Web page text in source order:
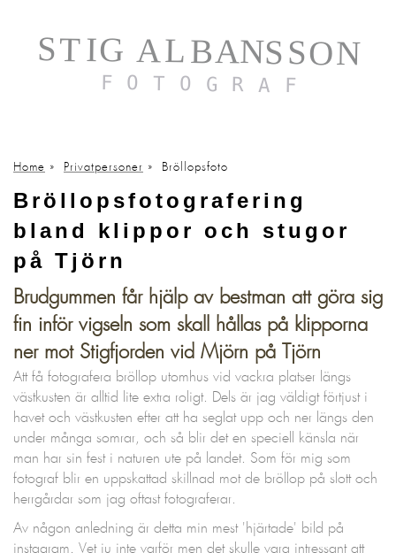
Home » Privatpersoner » Bröllopsfoto
Bröllopsfotografering
bland klippor och stugor
på Tjörn
Brudgummen får hjälp av bestman att göra sig
fin inför vigseln som skall hållas på klipporna
ner mot Stigfjorden vid Mjörn på Tjörn
Att få fotografera bröllop utomhus vid vackra platser längs
västkusten är alltid lite extra roligt. Dels är jag väldigt förtjust i
havet och västkusten efter att ha seglat upp och ner längs den
under många somrar, och så blir det en speciell känsla när
man har sin fest i naturen ute på landet. Som för mig som
fotograf blir en uppskattad skillnad mot de bröllop på slott och
herrgårdar som jag oftast fotograferar.
Av någon anledning är detta min mest 'hjärtade' bild på
instagram. Vet ju inte varför men det skulle vara intressant att